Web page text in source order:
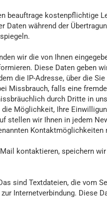
beauftrage kostenpflichtige
Daten während der
wir die von Ihnen
Diese Daten geben
die IP-Adresse, über die
Missbrauch, falls eine
durch Dritte in
Möglichkeit, Ihre
stellen wir Ihnen in jedem
Kontaktmöglichkeiten
kontaktieren, speichern
sind Textdateien, die vom
Internetverbindung.